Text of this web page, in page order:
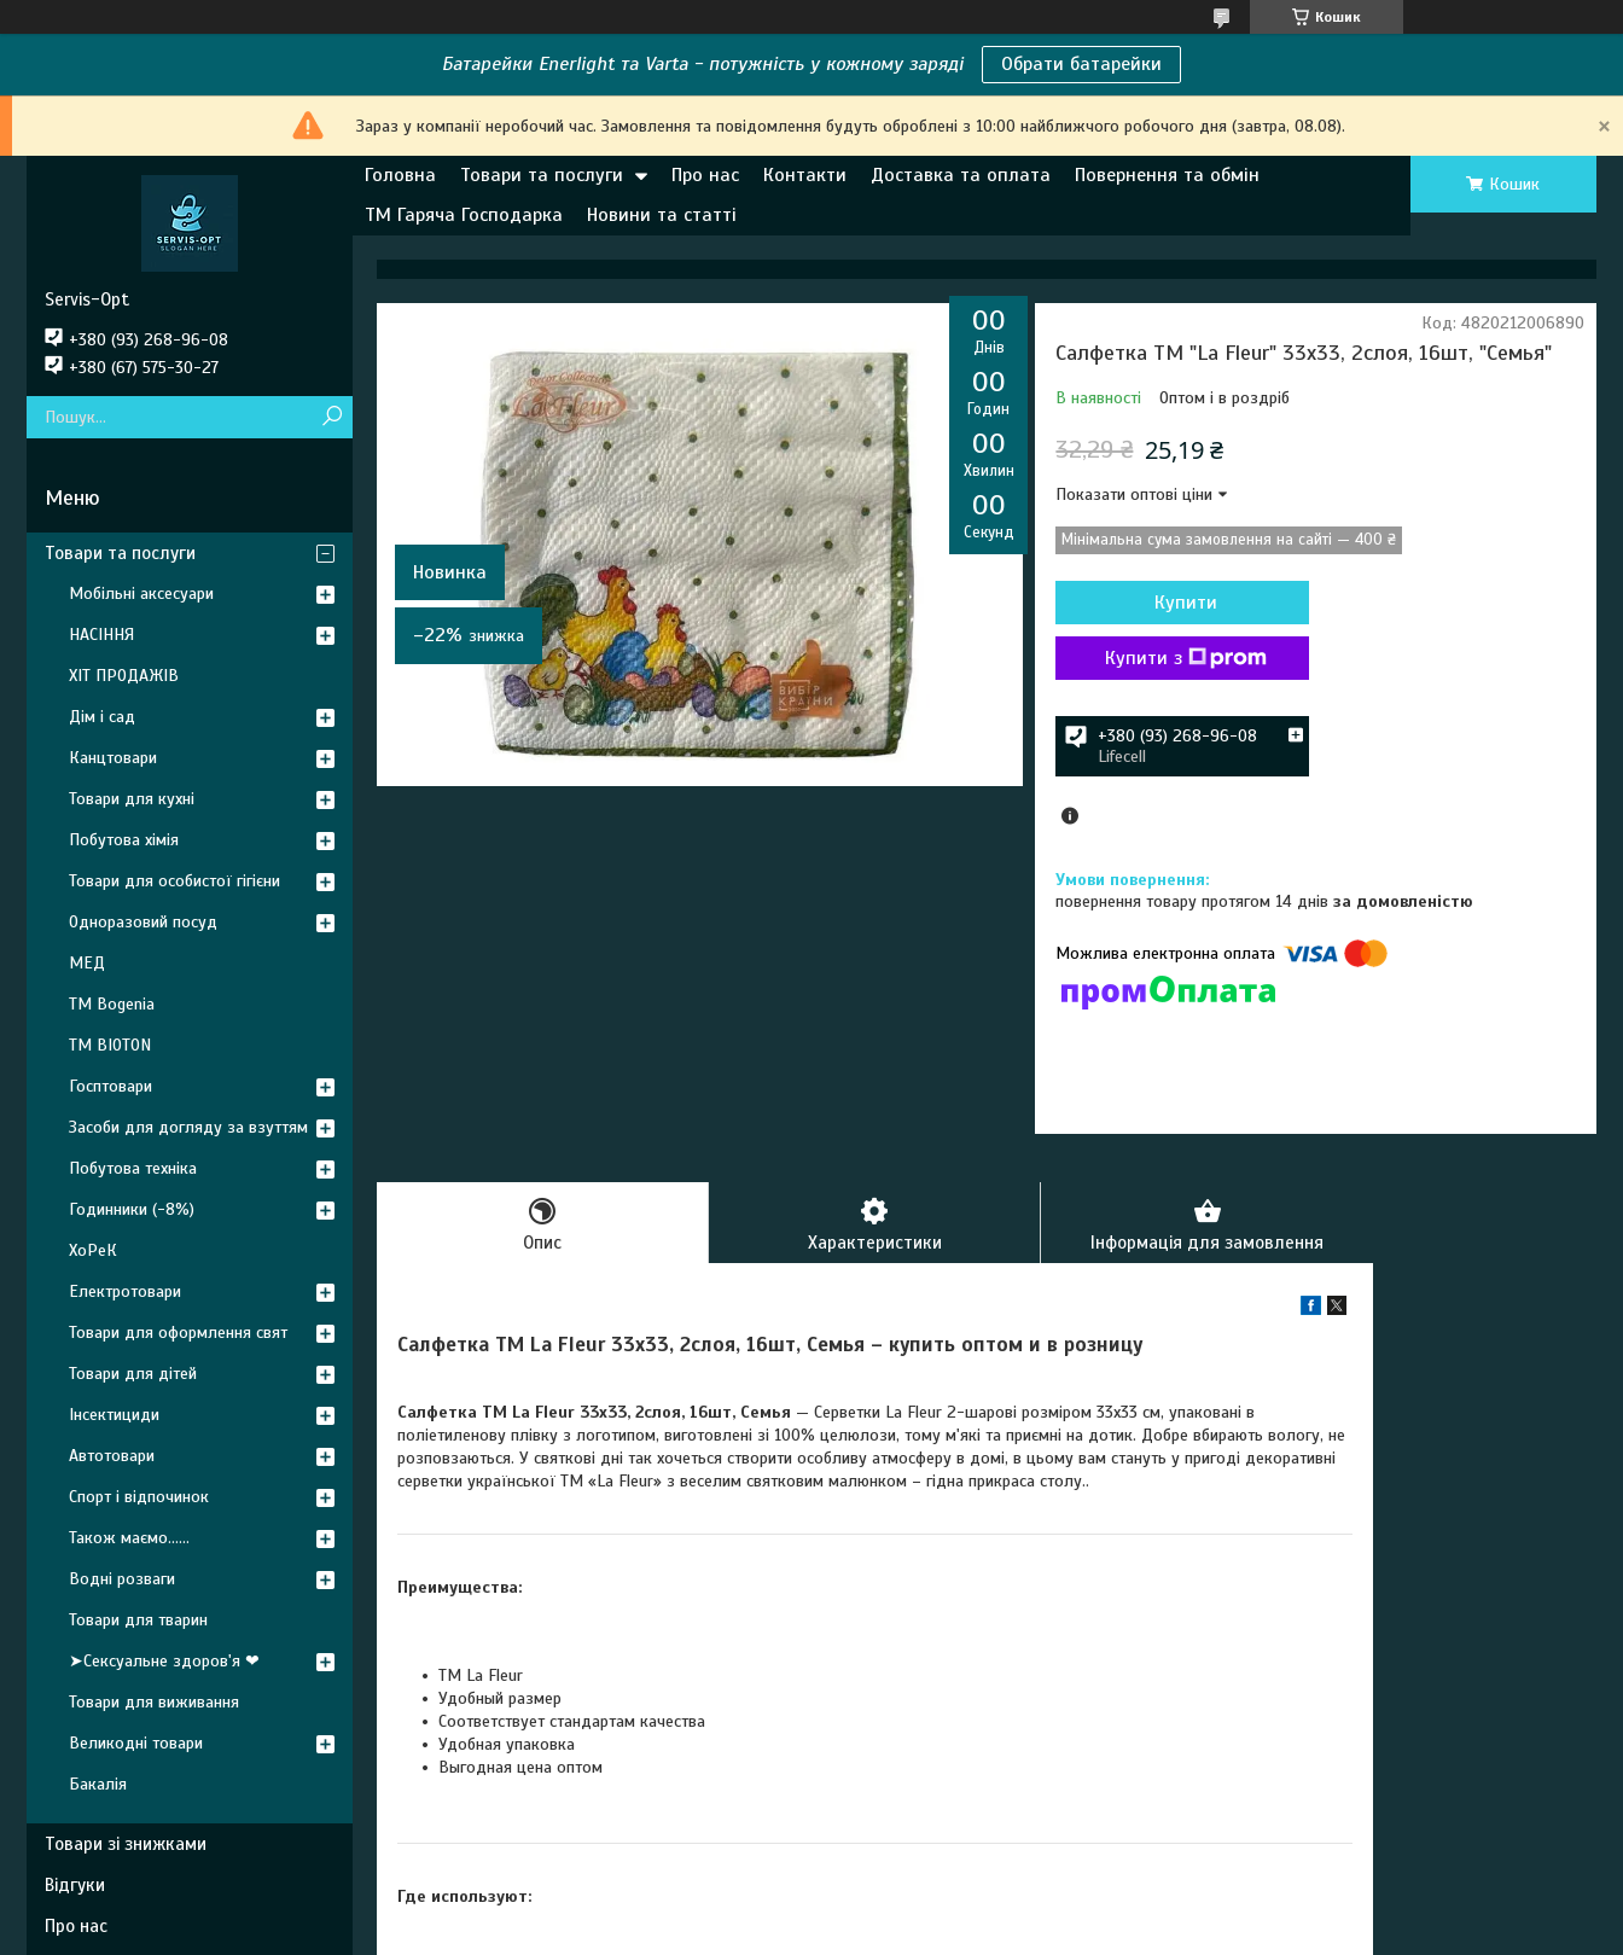
Кошик
Батарейки Enerlight та Varta - потужність у кожному заряді Обрати батарейки
Зараз у компанії неробочий час. Замовлення та повідомлення будуть оброблені з 10:00 найближчого робочого дня (завтра, 08.08).
Головна Товари та послуги Про нас Контакти Доставка та оплата
Повернення та обмін
ТМ Гаряча Господарка
Новини та статті
Кошик
00
Днів
00
Годин
00
Хвилин
00
Секунд
Новинка
–22%
Салфетка ТМ "La Fleur" 33х33, 2слоя, 16шт, "Семья"
В наявності Оптом і в роздріб
Код: 4820212006890
32,29 ₴ 25,19 ₴
Показати оптові ціни
Мінімальна сума замовлення на сайті — 400 ₴
Купити
Купити з
+380 (93) 268-96-08
Lifecell
повернення товару протягом 14 днівза домовленістю
Опис Характеристики Інформація для замовлення
Салфетка ТМ La Fleur 33х33, 2слоя, 16шт, Семья – купить оптом и в розницу
Салфетка ТМ La Fleur 33х33, 2слоя, 16шт, Семья — Серветки La Fleur 2-шарові розміром 33х33 см, упаковані в
поліетиленову плівку з логотипом, виготовлені зі 100% целюлози, тому м'які та приємні на дотик. Добре вбирають вологу, не
розповзаються. У святкові дні так хочеться створити особливу атмосферу в домі, в цьому вам стануть у пригоді декоративні
серветки української ТМ «La Fleur» з веселим святковим малюнком – гідна прикраса столу..
Преимущества:
ТМ La Fleur
Удобный размер
Соответствует стандартам качества
Удобная упаковка
Выгодная цена оптом
Где используют:
Servis-Opt
+380 (93) 268-96-08
+380 (67) 575-30-27
Товари та послуги
Мобільні аксесуари
НАСІННЯ
ХІТ ПРОДАЖІВ
Дім і сад
Канцтовари
Товари для кухні
Побутова хімія
Товари для особистої гігієни
Одноразовий посуд
МЕД
ТМ Bogenia
ТМ BIOTON
Госптовари
Засоби для догляду за взуттям
Побутова техніка
Годинники (-8%)
ХоРеК
Електротовари
Товари для оформлення свят
Товари для дітей
Інсектициди
Автотовари
Спорт і відпочинок
Також маємо......
Водні розваги
Товари для тварин
➤Сексуальне здоров'я ❤
Товари для виживання
Великодні товари
Бакалія
Товари зі знижками
Відгуки
Про нас